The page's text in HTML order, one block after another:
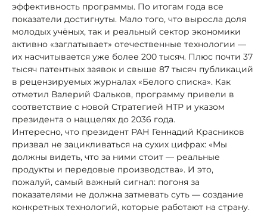
эффективность программы. По итогам года все
показатели достигнуты. Мало того, что выросла доля
молодых учёных, так и реальный сектор экономики
активно «заглатывает» отечественные технологии —
их насчитывается уже более 200 тысяч. Плюс почти 37
тысяч патентных заявок и свыше 87 тысяч публикаций
в рецензируемых журналах «Белого списка». Как
отметил Валерий Фальков, программу привели в
соответствие с новой Стратегией НТР и указом
президента о наццелях до 2036 года.
Интересно, что президент РАН Геннадий Красников
призвал не зацикливаться на сухих цифрах: «Мы
должны видеть, что за ними стоит — реальные
продукты и передовые производства». И это,
пожалуй, самый важный сигнал: погоня за
показателями не должна затмевать суть — создание
конкретных технологий, которые работают на страну.